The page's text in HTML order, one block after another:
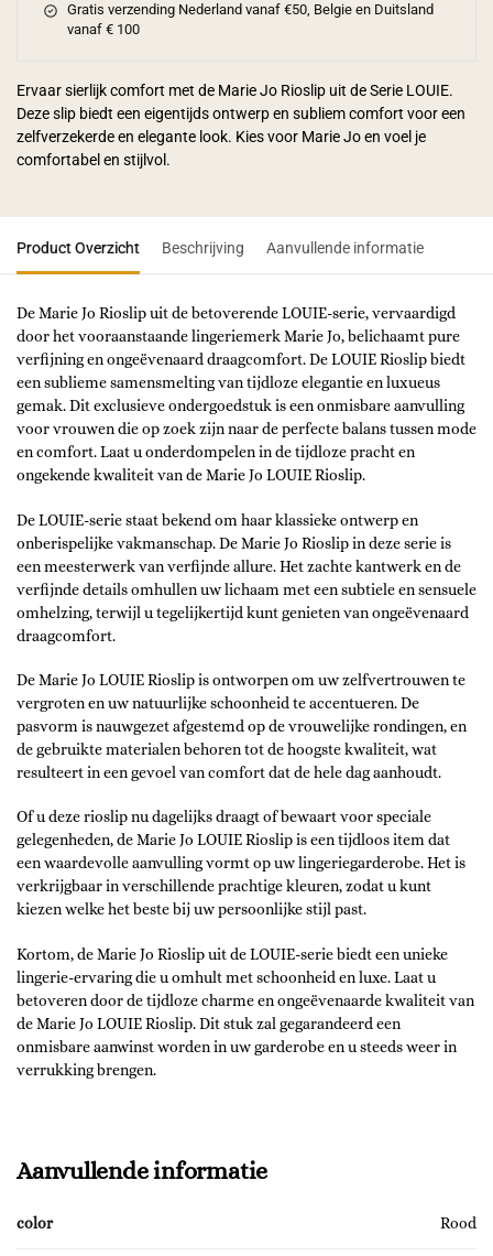
Gratis verzending Nederland vanaf €50, Belgie en Duitsland
vanaf € 100
Ervaar sierlijk comfort met de Marie Jo Rioslip uit de Serie LOUIE.
Deze slip biedt een eigentijds ontwerp en subliem comfort voor een
zelfverzekerde en elegante look. Kies voor Marie Jo en voel je
comfortabel en stijlvol.
Product Overzicht Beschrijving Aanvullende informatie
De Marie Jo Rioslip uit de betoverende LOUIE-serie, vervaardigd
door het vooraanstaande lingeriemerk Marie Jo, belichaamt pure
verfijning en ongeëvenaard draagcomfort. De LOUIE Rioslip biedt
een sublieme samensmelting van tijdloze elegantie en luxueus
gemak. Dit exclusieve ondergoedstuk is een onmisbare aanvulling
voor vrouwen die op zoek zijn naar de perfecte balans tussen mode
en comfort. Laat u onderdompelen in de tijdloze pracht en
ongekende kwaliteit van de Marie Jo LOUIE Rioslip.
De LOUIE-serie staat bekend om haar klassieke ontwerp en
onberispelijke vakmanschap. De Marie Jo Rioslip in deze serie is
een meesterwerk van verfijnde allure. Het zachte kantwerk en de
verfijnde details omhullen uw lichaam met een subtiele en sensuele
omhelzing, terwijl u tegelijkertijd kunt genieten van ongeëvenaard
draagcomfort.
De Marie Jo LOUIE Rioslip is ontworpen om uw zelfvertrouwen te
vergroten en uw natuurlijke schoonheid te accentueren. De
pasvorm is nauwgezet afgestemd op de vrouwelijke rondingen, en
de gebruikte materialen behoren tot de hoogste kwaliteit, wat
resulteert in een gevoel van comfort dat de hele dag aanhoudt.
Of u deze rioslip nu dagelijks draagt of bewaart voor speciale
gelegenheden, de Marie Jo LOUIE Rioslip is een tijdloos item dat
een waardevolle aanvulling vormt op uw lingeriegarderobe. Het is
verkrijgbaar in verschillende prachtige kleuren, zodat u kunt
kiezen welke het beste bij uw persoonlijke stijl past.
Kortom, de Marie Jo Rioslip uit de LOUIE-serie biedt een unieke
lingerie-ervaring die u omhult met schoonheid en luxe. Laat u
betoveren door de tijdloze charme en ongeëvenaarde kwaliteit van
de Marie Jo LOUIE Rioslip. Dit stuk zal gegarandeerd een
onmisbare aanwinst worden in uw garderobe en u steeds weer in
verrukking brengen.
Aanvullende informatie
color Rood